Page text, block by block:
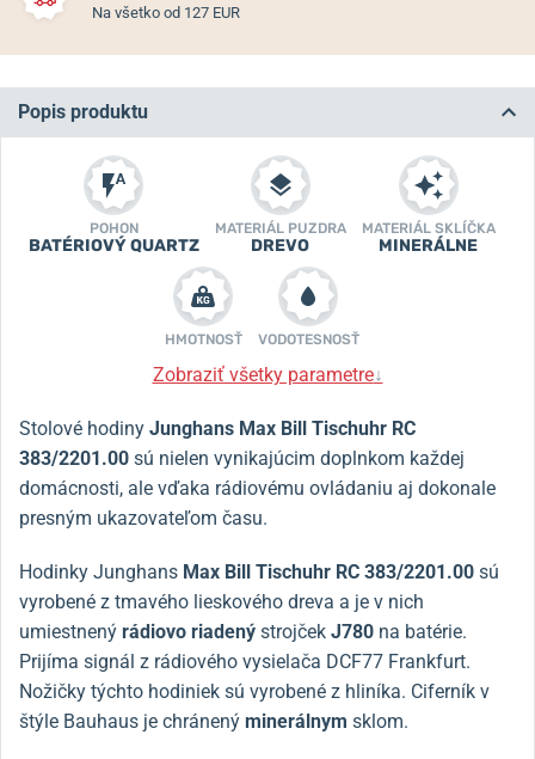
Na všetko od 127 EUR
Popis produktu
POHON
BATÉRIOVÝ QUARTZ
MATERIÁL PUZDRA
DREVO
MATERIÁL SKLÍČKA
MINERÁLNE
HMOTNOSŤ VODOTESNOSŤ
Zobraziť všetky parametre↓
Stolové hodiny Junghans Max Bill Tischuhr RC
383/2201.00 sú nielen vynikajúcim doplnkom každej
domácnosti, ale vďaka rádiovému ovládaniu aj dokonale
presným ukazovateľom času.
Hodinky Junghans Max Bill Tischuhr RC 383/2201.00 sú
vyrobené z tmavého lieskového dreva a je v nich
umiestnený rádiovo riadený strojček J780 na batérie.
Prijíma signál z rádiového vysielača DCF77 Frankfurt.
Nožičky týchto hodiniek sú vyrobené z hliníka. Ciferník v
štýle Bauhaus je chránený minerálnym sklom.